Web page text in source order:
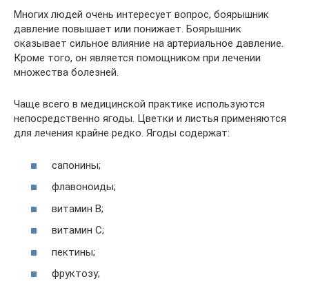
Многих людей очень интересует вопрос, боярышник
давление повышает или понижает. Боярышник
оказывает сильное влияние на артериальное давление.
Кроме того, он является помощником при лечении
множества болезней.
Чаще всего в медицинской практике используются
непосредственно ягоды. Цветки и листья применяются
для лечения крайне редко. Ягоды содержат:
сапонины;
флавоноиды;
витамин В;
витамин С;
пектины;
фруктозу;